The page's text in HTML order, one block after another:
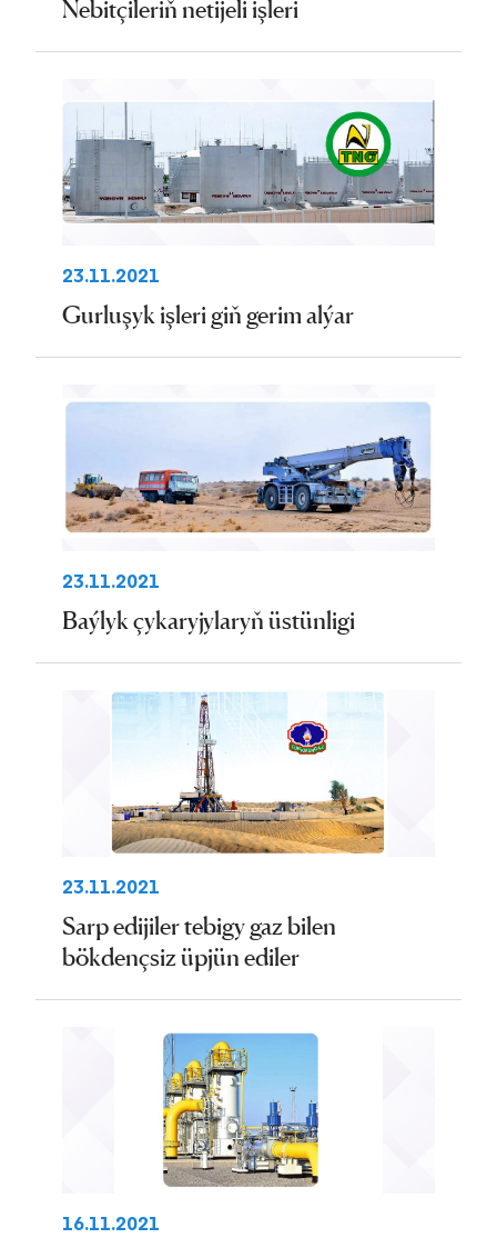
Nebitçileriň netijeli işleri
23.11.2021
Gurluşyk işleri giň gerim alýar
23.11.2021
Baýlyk çykaryjylaryň üstünligi
23.11.2021
Sarp edijiler tebigy gaz bilen
bökdençsiz üpjün ediler
16.11.2021